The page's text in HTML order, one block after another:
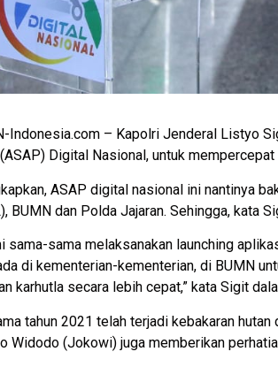
Indonesia.com – Kapolri Jenderal Listyo
Digital Nasional, untuk
ASAP digital nasional ini nantinya
BUMN dan Polda Jajaran. Sehingga, kata
sama-sama melaksanakan launching
di kementerian-kementerian, di BUMN
karhutla secara lebih cepat,” kata Sigit
tahun 2021 telah terjadi kebakaran
Widodo (Jokowi) juga memberikan